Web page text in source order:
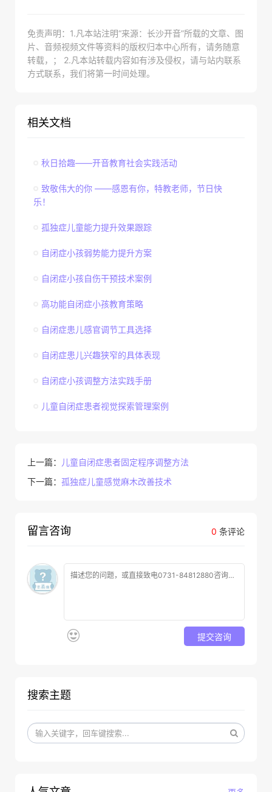
免责声明：1.凡本站注明“来源：长沙开音”所载的文章、图
片、音频视频文件等资料的版权归本中心所有，请务随意
转载，； 2.凡本站转载内容如有涉及侵权，请与站内联系
方式联系，我们将第一时间处理。
相关文档
秋日拾趣——开音教育社会实践活动
致敬伟大的你 ——感恩有你，特教老师，节日快
乐！
孤独症儿童能力提升效果跟踪
自闭症小孩弱势能力提升方案
自闭症小孩自伤干预技术案例
高功能自闭症小孩教育策略
自闭症患儿感官调节工具选择
自闭症患儿兴趣狭窄的具体表现
自闭症小孩调整方法实践手册
儿童自闭症患者视觉探索管理案例
上一篇：
儿童自闭症患者固定程序调整方法
下一篇： 孤独症儿童感觉麻木改善技术
0 条评论
留言咨询
提交咨询
搜索主题